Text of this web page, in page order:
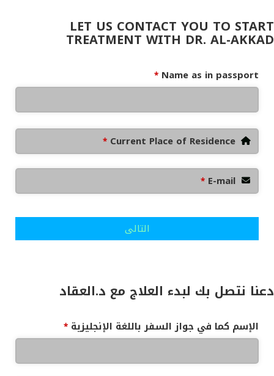
LET US CONTACT YOU TO START
TREATMENT WITH DR. AL-AKKAD
Name as in passport
*
Current Place of Residence
*
E-mail
*
التالى
دعنا نتصل بك لبدء العلاج مع د.العقاد
الإسم كما في جواز السفر باللغة الإنجليزية *